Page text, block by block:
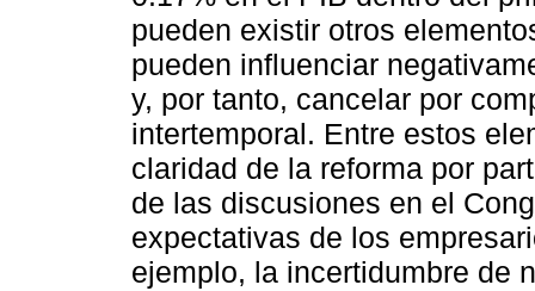
pueden existir otros
pueden influenciar
y, por tanto, cancelar por
intertemporal. Entre estos
claridad de la reforma por
de las discusiones en el
expectativas de los
ejemplo, la incertidumbre de